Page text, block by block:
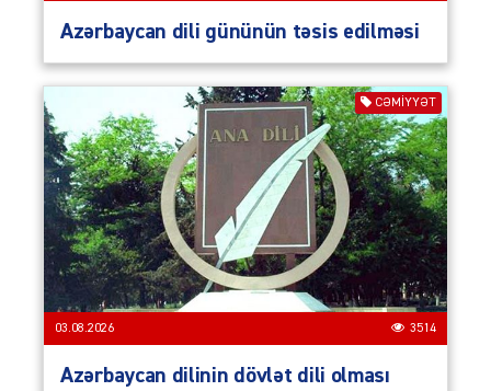
Azərbaycan dili gününün təsis edilməsi
CƏMIYYƏT
03.08.2026 3514
Azərbaycan dilinin dövlət dili olması